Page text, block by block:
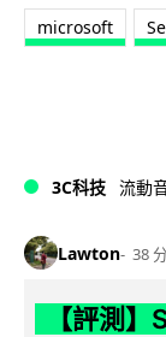
microsoft
3C科技 流動
Lawton 38
【評測